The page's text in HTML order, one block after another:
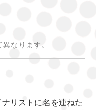
なります。
リストに名を連ねた